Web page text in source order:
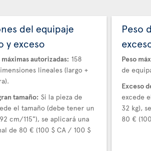
del equipaje
y exceso
autorizadas: 158
lineales (largo +
tamaño: Si la pieza de
el tamaño (debe tener un
cm/115"), se aplicará una
de 80 € (100 $ CA / 100 $
Peso
Peso
de
Exceso
excede
32 kg),
80 €